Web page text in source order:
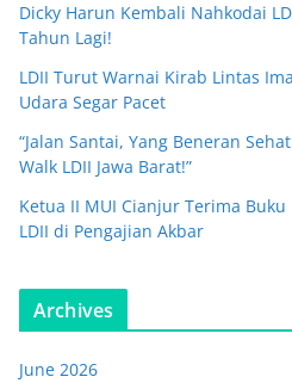
Dicky Harun Kembali Nahkodai
Tahun Lagi!
LDII Turut Warnai Kirab Lintas
Udara Segar Pacet
“Jalan Santai, Yang Beneran
Walk LDII Jawa Barat!”
Ketua II MUI Cianjur Terima
LDII di Pengajian Akbar
Archives
June 2026